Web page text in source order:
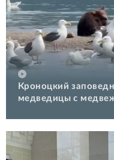
Кроноцкий
медведицы с